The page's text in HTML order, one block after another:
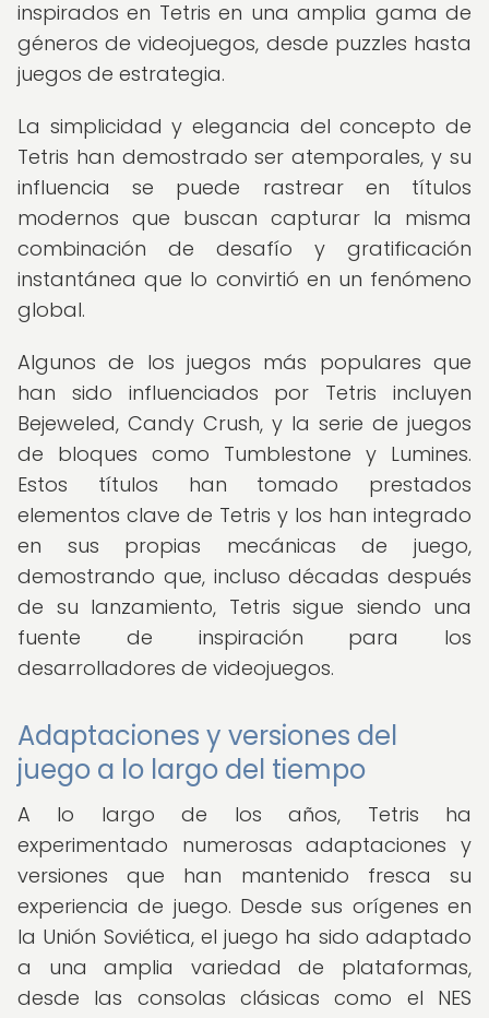
inspirados en Tetris en una amplia gama de
géneros de videojuegos, desde puzzles hasta
juegos de estrategia.
La simplicidad y elegancia del concepto de
Tetris han demostrado ser atemporales, y su
influencia se puede rastrear en títulos
modernos que buscan capturar la misma
combinación de desafío y gratificación
instantánea que lo convirtió en un fenómeno
global.
Algunos de los juegos más populares que
han sido influenciados por Tetris incluyen
Bejeweled, Candy Crush, y la serie de juegos
de bloques como Tumblestone y Lumines.
Estos títulos han tomado prestados
elementos clave de Tetris y los han integrado
en sus propias mecánicas de juego,
demostrando que, incluso décadas después
de su lanzamiento, Tetris sigue siendo una
fuente de inspiración para los
desarrolladores de videojuegos.
Adaptaciones y versiones del
juego a lo largo del tiempo
A lo largo de los años, Tetris ha
experimentado numerosas adaptaciones y
versiones que han mantenido fresca su
experiencia de juego. Desde sus orígenes en
la Unión Soviética, el juego ha sido adaptado
a una amplia variedad de plataformas,
desde las consolas clásicas como el NES